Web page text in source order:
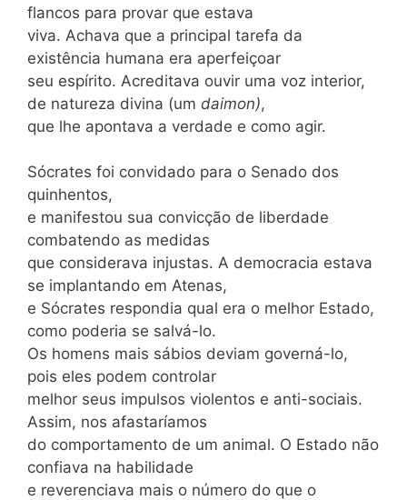
flancos para provar que estava
viva. Achava que a principal tarefa da
existência humana era aperfeiçoar
seu espírito. Acreditava ouvir uma voz interior,
de natureza divina (um daimon),
que lhe apontava a verdade e como agir.
Sócrates foi convidado para o Senado dos
quinhentos,
e manifestou sua convicção de liberdade
combatendo as medidas
que considerava injustas. A democracia estava
se implantando em Atenas,
e Sócrates respondia qual era o melhor Estado,
como poderia se salvá-lo.
Os homens mais sábios deviam governá-lo,
pois eles podem controlar
melhor seus impulsos violentos e anti-sociais.
Assim, nos afastaríamos
do comportamento de um animal. O Estado não
confiava na habilidade
e reverenciava mais o número do que o